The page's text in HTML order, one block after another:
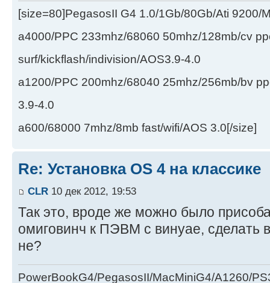
[size=80]PegasosII G4 1.0/1Gb/80Gb/Ati 9200/
a4000/PPC 233mhz/68060 50mhz/128mb/cv
surf/kickflash/indivision/AOS3.9-4.0
a1200/PPC 200mhz/68040 25mhz/256mb/bv
3.9-4.0
a600/68000 7mhz/8mb fast/wifi/AOS 3.0[/size]
Re: Установка OS 4 на классике
CLR 10 дек 2012, 19:53
Так это, вроде же можно было
омиговинч к ПЭВМ с винуае, сделать
не?
PowerBookG4/PegasosII/MacMiniG4/A1260/